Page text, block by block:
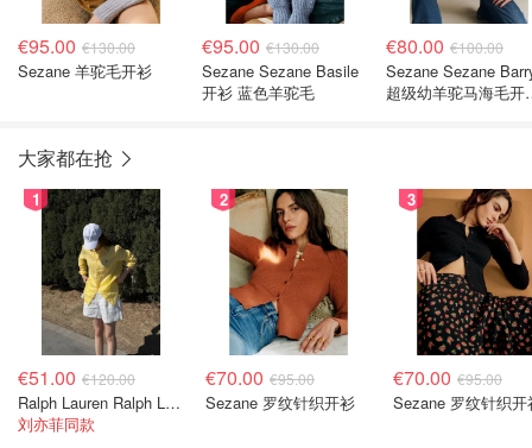
€95.00 €130.00
Sezane 羊驼毛开衫
€95.00 €130.00
Sezane Sezane Basile
开衫 蓝色羊驼毛
€80.00 €100.00
Sezane Sezane
超级幼羊驼马海毛开
大家都在抢
1
€51.00 €120.00
Ralph Lauren Ralph Lauren 男童亚麻衬衫
刘亦菲同款
2
€70.00 €95.00
Sezane 罗纹针织开衫
3
€70.00 €95.00
Sezane 罗纹针织开